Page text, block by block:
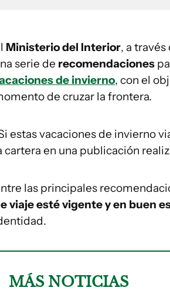
Ministerio del Interior, a través
serie de recomendaciones
de invierno, con el
de cruzar la frontera.
estas vacaciones de invierno
cartera en una publicación
las principales
viaje esté vigente y en buen
MÁS NOTICIAS